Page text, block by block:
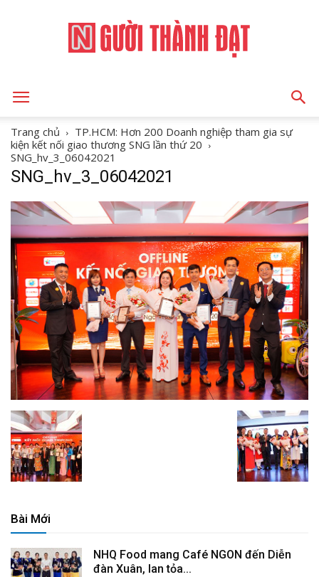
THÀNH
ĐẠT
Trang chủ
TP.HCM: Hơn 200 Doanh nghiệp tham gia sự
kiện kết nối giao thương SNG lần thứ 20
SNG_hv_3_06042021
SNG_hv_3_06042021
Bài Mới
NHQ Food mang Café NGON đến Diễn
đàn Xuân, lan tỏa...